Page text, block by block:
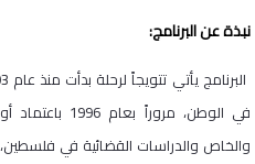
نبذة عن البرنامج:
في الوطن،
والخاص والدراسات القضائية في فلسطين،